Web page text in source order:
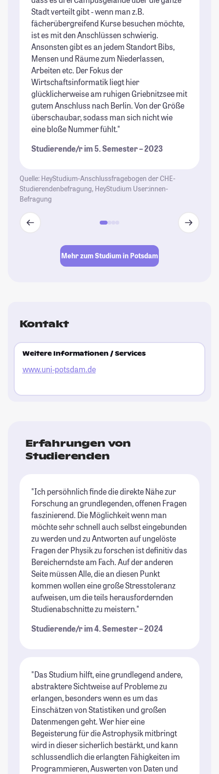
Stadt verteilt gibt - wenn man z.B.
fächerübergreifend Kurse besuchen möchte,
ist es mit den Anschlüssen schwierig.
Ansonsten gibt es an jedem Standort Bibs,
Mensen und Räume zum Niederlassen,
Arbeiten etc. Der Fokus der
Wirtschaftsinformatik liegt hier
glücklicherweise am ruhigen Griebnitzsee mit
gutem Anschluss nach Berlin. Von der Größe
überschaubar, sodass man sich nicht wie
eine bloße Nummer fühlt."
Studierende/r im 5. Semester – 2023
Quelle: HeyStudium-Anschlussfragebogen der CHE-
Studierendenbefragung, HeyStudium User:innen-
Befragung
Mehr zum Studium in Potsdam
Kontakt
Weitere Informationen / Services
www.uni-potsdam.de
Erfahrungen von
Studierenden
"Ich persöhnlich finde die direkte Nähe zur
Forschung an grundlegenden, offenen Fragen
faszinierend. Die Möglichkeit wenn man
möchte sehr schnell auch selbst eingebunden
zu werden und zu Antworten auf ungelöste
Fragen der Physik zu forschen ist definitiv das
Bereicherndste am Fach. Auf der anderen
Seite müssen Alle, die an diesen Punkt
kommen wollen eine große Stresstoleranz
aufweisen, um die teils herausfordernden
Studienabschnitte zu meistern."
Studierende/r im 4. Semester – 2024
"Das Studium hilft, eine grundlegend andere,
abstraktere Sichtweise auf Probleme zu
erlangen, besonders wenn es um das
Einschätzen von Statistiken und großen
Datenmengen geht. Wer hier eine
Begeisterung für die Astrophysik mitbringt
wird in dieser sicherlich bestärkt, und kann
schlussendlich die erlangten Fähigkeiten im
Programmieren, Auswerten von Daten und